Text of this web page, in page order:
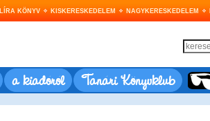
LÍRA KÖNYV KISKERESKEDELEM NAGYKERESKEDELEM
a kiadóról Tanári Könyvklub